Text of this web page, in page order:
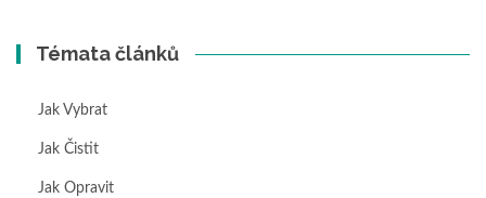
Témata článků
Jak Vybrat
Jak Čistit
Jak Opravit